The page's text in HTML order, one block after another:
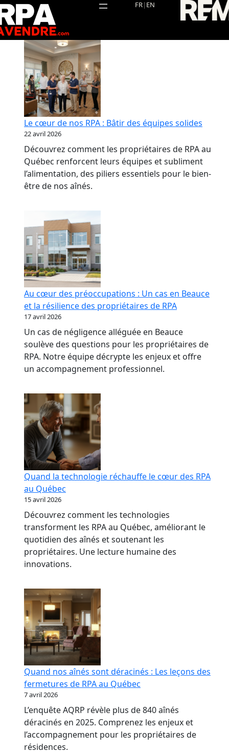
Aller
au
contenu
FR| EN
Le cœur de nos RPA : Bâtir des équipes solides
22 avril 2026
Découvrez comment les propriétaires de RPA au
Québec renforcent leurs équipes et subliment
l’alimentation, des piliers essentiels pour le bien-
être de nos aînés.
Au cœur des préoccupations : Un cas en Beauce
et la résilience des propriétaires de RPA
17 avril 2026
Un cas de négligence alléguée en Beauce
soulève des questions pour les propriétaires de
RPA. Notre équipe décrypte les enjeux et offre
un accompagnement professionnel.
Quand la technologie réchauffe le cœur des RPA
au Québec
15 avril 2026
Découvrez comment les technologies
transforment les RPA au Québec, améliorant le
quotidien des aînés et soutenant les
propriétaires. Une lecture humaine des
innovations.
Quand nos aînés sont déracinés : Les leçons des
fermetures de RPA au Québec
7 avril 2026
L’enquête AQRP révèle plus de 840 aînés
déracinés en 2025. Comprenez les enjeux et
l’accompagnement pour les propriétaires de
résidences.